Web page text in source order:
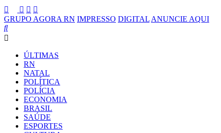
GRUPO AGORA RN IMPRESSO DIGITAL ANUNCIE AQUI
ÚLTIMAS
RN
NATAL
POLÍTICA
POLÍCIA
ECONOMIA
BRASIL
SAÚDE
ESPORTES